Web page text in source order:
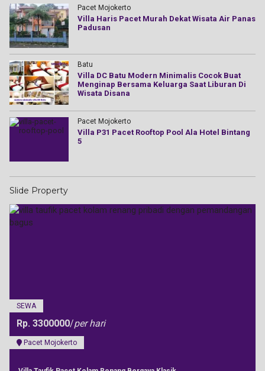
Pacet Mojokerto
Villa Haris Pacet Murah Dekat Wisata Air Panas
Padusan
Batu
Villa DC Batu Modern Minimalis Cocok Buat
Menginap Bersama Keluarga Saat Liburan Di
Wisata Disana
Pacet Mojokerto
Villa P31 Pacet Rooftop Pool Ala Hotel Bintang
5
Slide Property
SEWA
Rp. 3300000/per hari
Pacet Mojokerto